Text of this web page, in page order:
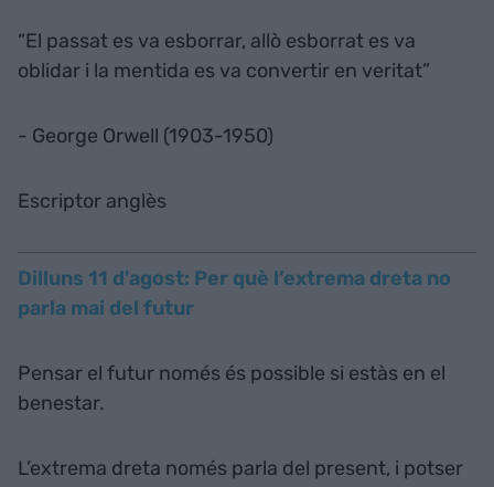
“El passat es va esborrar, allò esborrat es va
oblidar i la mentida es va convertir en veritat”
- George Orwell (1903-1950)
Escriptor anglès
Dilluns 11 d'agost: Per què l’extrema dreta no
parla mai del futur
Pensar el futur només és possible si estàs en el
benestar.
L’extrema dreta només parla del present, i potser